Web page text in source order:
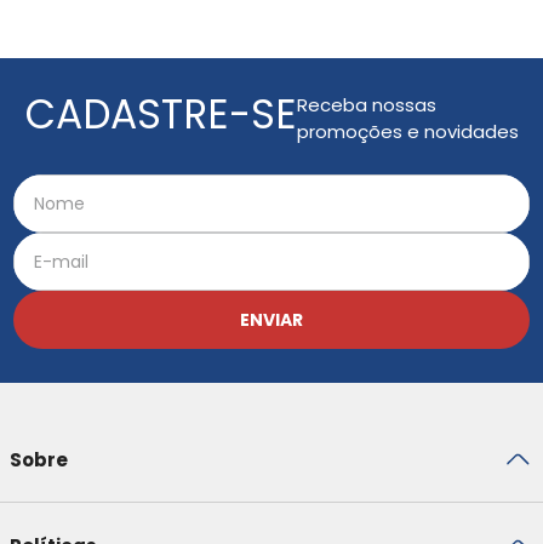
CADASTRE-SEReceba nossas
promoções e novidades
ENVIAR
Sobre